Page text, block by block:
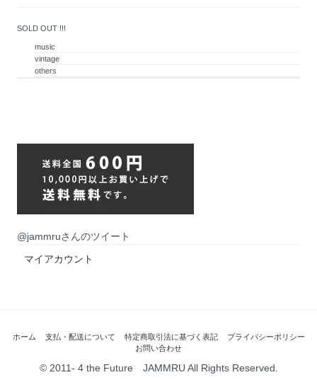
SOLD OUT !!!
music
vintage
others
@jammruさんのツイート
マイアカウント
ホーム 支払・配送について 特定商取引法に基づく表記
プライバシーポリシー
お問い合わせ
© 2011- 4 the Future JAMMRU All Rights Reserved.